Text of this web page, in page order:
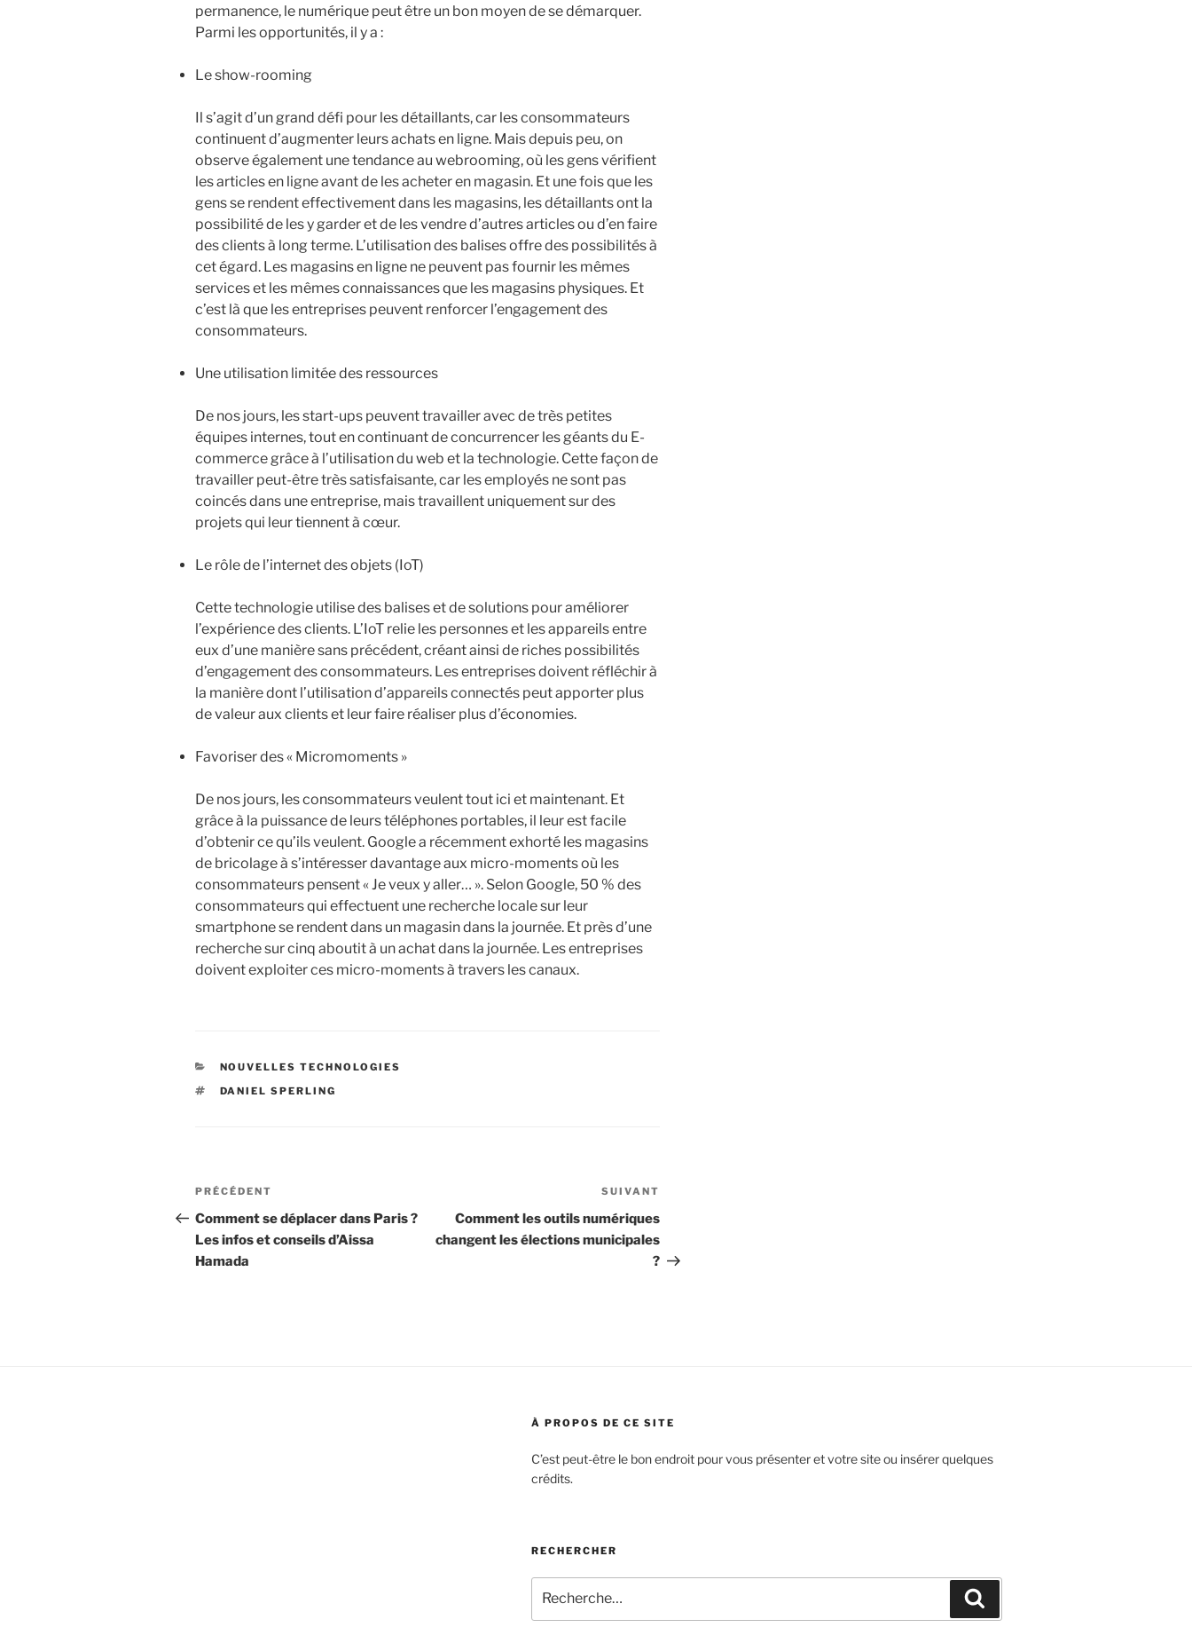
permanence, le numérique peut être un bon moyen de se démarquer.
Parmi les opportunités, il y a :
Le show-rooming
Il s’agit d’un grand défi pour les détaillants, car les consommateurs
continuent d’augmenter leurs achats en ligne. Mais depuis peu, on
observe également une tendance au webrooming, où les gens vérifient
les articles en ligne avant de les acheter en magasin. Et une fois que les
gens se rendent effectivement dans les magasins, les détaillants ont la
possibilité de les y garder et de les vendre d’autres articles ou d’en faire
des clients à long terme. L’utilisation des balises offre des possibilités à
cet égard. Les magasins en ligne ne peuvent pas fournir les mêmes
services et les mêmes connaissances que les magasins physiques. Et
c’est là que les entreprises peuvent renforcer l’engagement des
consommateurs.
Une utilisation limitée des ressources
De nos jours, les start-ups peuvent travailler avec de très petites
équipes internes, tout en continuant de concurrencer les géants du E-
commerce grâce à l’utilisation du web et la technologie. Cette façon de
travailler peut-être très satisfaisante, car les employés ne sont pas
coincés dans une entreprise, mais travaillent uniquement sur des
projets qui leur tiennent à cœur.
Le rôle de l’internet des objets (IoT)
Cette technologie utilise des balises et de solutions pour améliorer
l’expérience des clients. L’IoT relie les personnes et les appareils entre
eux d’une manière sans précédent, créant ainsi de riches possibilités
d’engagement des consommateurs. Les entreprises doivent réfléchir à
la manière dont l’utilisation d’appareils connectés peut apporter plus
de valeur aux clients et leur faire réaliser plus d’économies.
Favoriser des « Micromoments »
De nos jours, les consommateurs veulent tout ici et maintenant. Et
grâce à la puissance de leurs téléphones portables, il leur est facile
d’obtenir ce qu’ils veulent. Google a récemment exhorté les magasins
de bricolage à s’intéresser davantage aux micro-moments où les
consommateurs pensent « Je veux y aller… ». Selon Google, 50 % des
consommateurs qui effectuent une recherche locale sur leur
smartphone se rendent dans un magasin dans la journée. Et près d’une
recherche sur cinq aboutit à un achat dans la journée. Les entreprises
doivent exploiter ces micro-moments à travers les canaux.
CATÉGORIES
NOUVELLES TECHNOLOGIES
ÉTIQUETTES
DANIEL SPERLING
Navigation
de
l’article
Article
précédent
PRÉCÉDENT
Comment se déplacer dans Paris ?
Les infos et conseils d’Aissa
Hamada
suivant
SUIVANT
Comment les outils numériques
changent les élections municipales
?
À PROPOS DE CE SITE
C’est peut-être le bon endroit pour vous présenter et votre site ou insérer quelques
crédits.
RECHERCHER
pour
: